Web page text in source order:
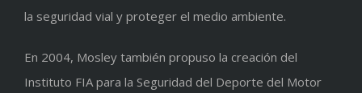
la seguridad vial y proteger el medio ambiente.
En 2004, Mosley también propuso la creación del
Instituto FIA para la Seguridad del Deporte del Motor